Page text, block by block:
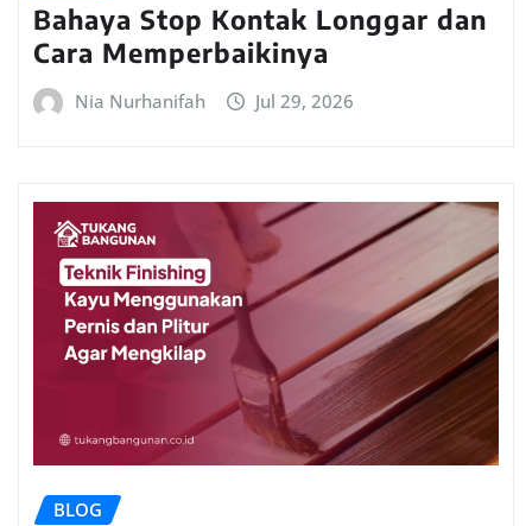
Bahaya Stop Kontak Longgar dan
Cara Memperbaikinya
Nia Nurhanifah Jul 29, 2026
BLOG